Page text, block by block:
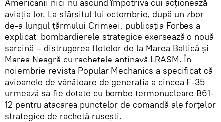
Americanii nici nu ascund împotriva cui acționează
aviația lor. La sfârșitul lui octombrie, după un zbor
de-a lungul țărmului Crimeei, publicația Forbes a
explicat: bombardierele strategice exersează o nouă
sarcină – distrugerea flotelor de la Marea Baltică și
Marea Neagră cu rachetele antinavă LRASM. În
noiembrie revista Popular Mechanics a specificat că
avioanele de vânătoare de generația a cincea F-35
urmează să fie dotate cu bombe termonucleare B61-
12 pentru atacarea punctelor de comandă ale forțelor
strategice de rachetă rusești.